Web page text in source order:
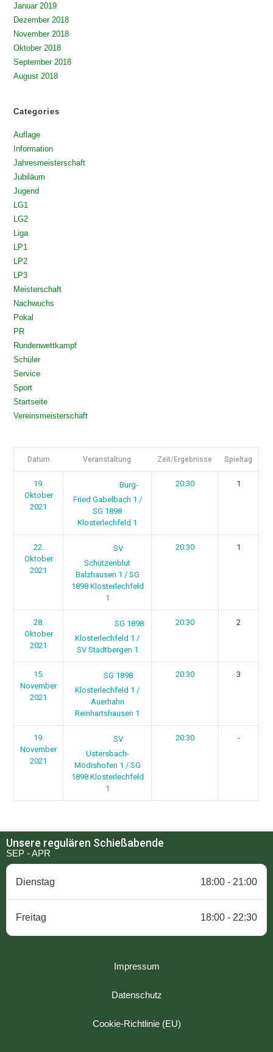
Januar 2019
Dezember 2018
November 2018
Oktober 2018
September 2018
August 2018
Categories
Auflage
Information
Jahresmeisterschaft
Jubiläum
Jugend
LG1
LG2
Liga
LP1
LP2
LP3
Meisterschaft
Nachwuchs
Pokal
PR
Rundenwettkampf
Schüler
Service
Sport
Startseite
Vereinsmeisterschaft
Datum Veranstaltung Zeit/Ergebnisse Spieltag
19.
Oktober
2021
Burg-
Fried Gabelbach 1 /
SG 1898
Klosterlechfeld 1
20:30 1
22.
Oktober
2021
SV
Schützenblut
Balzhausen 1 / SG
1898 Klosterlechfeld
1
20:30 1
28.
Oktober
2021
SG 1898
Klosterlechfeld 1 /
SV Stadtbergen 1
20:30 2
15.
November
2021
SG 1898
Klosterlechfeld 1 /
Auerhahn
Reinhartshausen 1
20:30 3
19.
November
2021
SV
Ustersbach-
Mödishofen 1 / SG
1898 Klosterlechfeld
1
20:30 -
Unsere regulären Schießabende
SEP - APR
Dienstag 18:00 - 21:00
Freitag 18:00 - 22:30
Impressum
Datenschutz
Cookie-Richtlinie (EU)